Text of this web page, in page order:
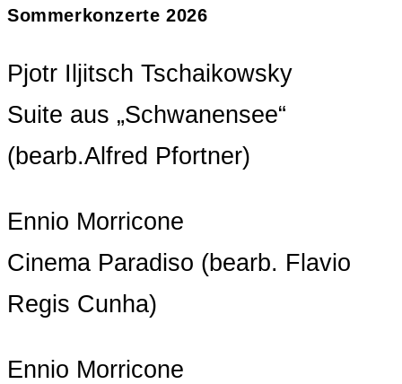
Sommerkonzerte 2026
Pjotr Iljitsch Tschaikowsky
Suite aus „Schwanensee“
(bearb.Alfred Pfortner)
Ennio Morricone
Cinema Paradiso (bearb. Flavio
Regis Cunha)
Ennio Morricone